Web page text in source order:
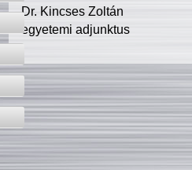
Dr. Kincses Zoltán
egyetemi adjunktus